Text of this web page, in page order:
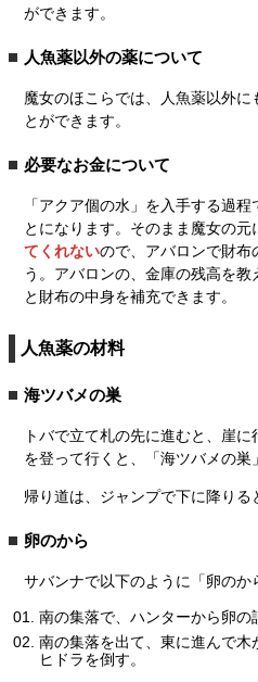
ができます。
人魚薬以外の薬について
魔女のほこらでは、人魚薬以外に
とができます。
必要なお金について
「アクア個の水」を入手する過
とになります。そのまま魔女の元
てくれないので、アバロンで財布
う。アバロンの、金庫の残高を
と財布の中身を補充できます。
人魚薬の材料
海ツバメの巣
トバで立て札の先に進むと、崖
を登って行くと、「海ツバメの巣
帰り道は、ジャンプで下に降りる
卵のから
サバンナで以下のように「卵のか
南の集落で、ハンターから卵の
南の集落を出て、東に進んで木
ヒドラを倒す。